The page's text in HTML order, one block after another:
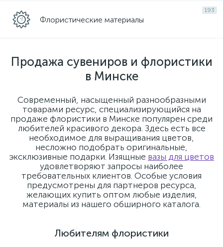
193
Флористические материалы
Продажа сувениров и флористики
в Минске
Современный, насыщенный разнообразными
товарами ресурс, специализирующийся на
продаже флористики в Минске популярен среди
любителей красивого декора. Здесь есть все
необходимое для выращивания цветов,
несложно подобрать оригинальные,
эксклюзивные подарки. Изящные вазы для цветов
удовлетворяют запросы наиболее
требовательных клиентов. Особые условия
предусмотрены для партнеров ресурса,
желающих купить оптом любые изделия,
материалы из нашего обширного каталога.
Любителям флористики